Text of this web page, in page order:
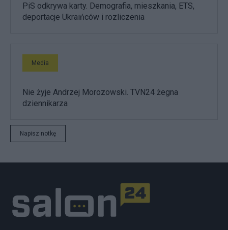
PiS odkrywa karty. Demografia, mieszkania, ETS,
deportacje Ukraińców i rozliczenia
Media
Nie żyje Andrzej Morozowski. TVN24 żegna
dziennikarza
Napisz notkę